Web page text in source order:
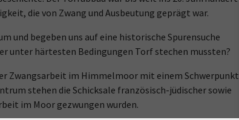
die von Zwang und Ausbeutung geprägt war.
und begeben uns auf eine historische Spurensuche
unter härtesten Bedingungen Torf stechen mussten?
Zwangsarbeit im Himmelmoor mit einem Schwerpunkt
stehen die Schicksale französisch-jüdischer sowie
im Moor gezwungen wurden.